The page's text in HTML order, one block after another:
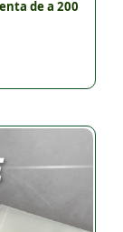
de a 200